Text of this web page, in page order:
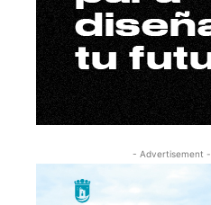
- Advertisement -